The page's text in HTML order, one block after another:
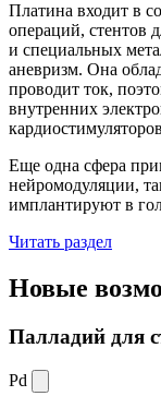
Платина входит в
операций, стентов
и специальных
аневризм. Она
проводит ток,
внутренних
Еще одна сфера
нейромодуляции,
имплантируют в
Читать раздел
Новые
Палладий для
Pd